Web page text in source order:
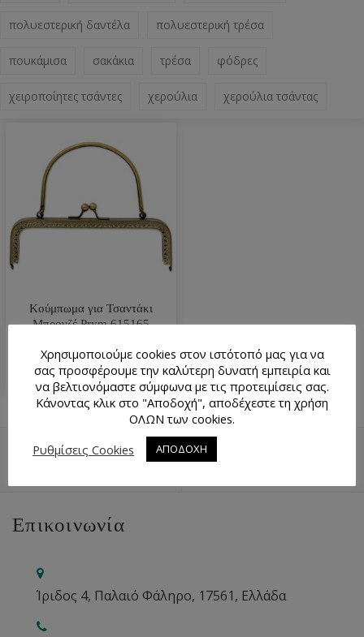
πολυεστερική δαντέλα πολυεστερική τρέσα
πουκάμισα σακάκια τρέσα φόδρες
χειροποίητες τσάντες χερούλια χερούλια τσάντας
Κούμπωμα για Τσαντάκι
Μπρονζέ Prym 615165
12.90€
ΧΆΡΤΗΣ
Επικοινωνία
Ίριδος 4, Παλαιό Φάληρο, 17561, Ελλάδα
Χρησιμοποιούμε cookies στον ιστότοπό μας για να
σας προσφέρουμε την καλύτερη δυνατή εμπειρία και
να βελτιονόμαστε σύμφωνα με τις προτειμίσεις σας.
Κάνοντας κλικ στο "Αποδοχή", αποδέχεστε τη χρήση
ΟΛΩΝ των cookies.
Ρυθμίσεις Cookies
ΑΠΟΔΟΧΗ